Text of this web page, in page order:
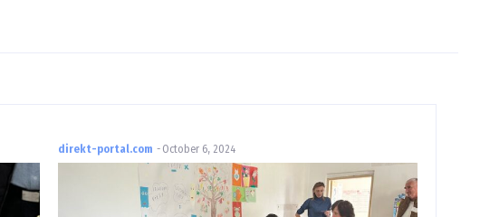
direkt-portal.com - October 6, 2024